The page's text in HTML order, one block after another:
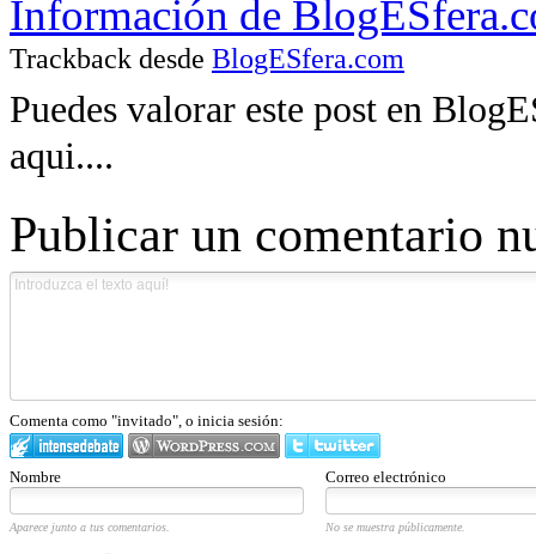
Información de
Trackback desde BlogESfera.com
Puedes valorar este post en
aqui....
Publicar un comentario
Comenta como "invitado", o inicia sesión:
Nombre Correo electrónico
Aparece junto a tus comentarios. No se muestra públicamente.